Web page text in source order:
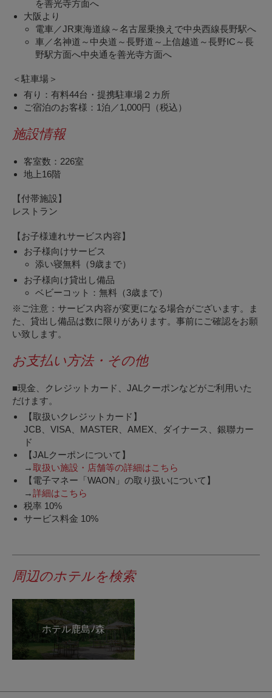
を善光寺方面へ
大阪より
電車／JR東海道線～名古屋乗換えで中央西線長野駅へ
車／名神道～中央道～長野道～上信越道～長野IC～長
野駅方面へ中央通を善光寺方面へ
＜駐車場＞
有り：有料44台・提携駐車場２カ所
ご宿泊のお客様：1泊／1,000円（税込）
施設情報
客室数：226室
地上16階
【付帯施設】
レストラン
【お子様連れサービス内容】
お子様向けサービス
添い寝無料（9歳まで）
お子様向け貸出し備品
ベビーコット：無料（3歳まで）
※ご注意：サービス内容が変更になる場合がございます。ま
た、貸出し備品は数に限りがあります。事前にご確認をお願
い致します。
お支払い方法・その他
■現金、クレジットカード、JALクーポンなどがご利用いた
だけます。
【取扱いクレジットカード】
JCB、VISA、MASTER、AMEX、ダイナース、銀聯カー
ド
【JALクーポンについて】
→取扱い施設・店舗等の詳細はこちら
【電子マネー「WAON」の取り扱いについて】
→詳細はこちら
税率 10%
サービス料金 10%
周辺のホテルを検索
ホテル鹿島ﾉ森